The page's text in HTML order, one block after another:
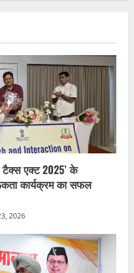
टैक्स एक्ट 2025’ के
कार्यक्रम का सफल
2026